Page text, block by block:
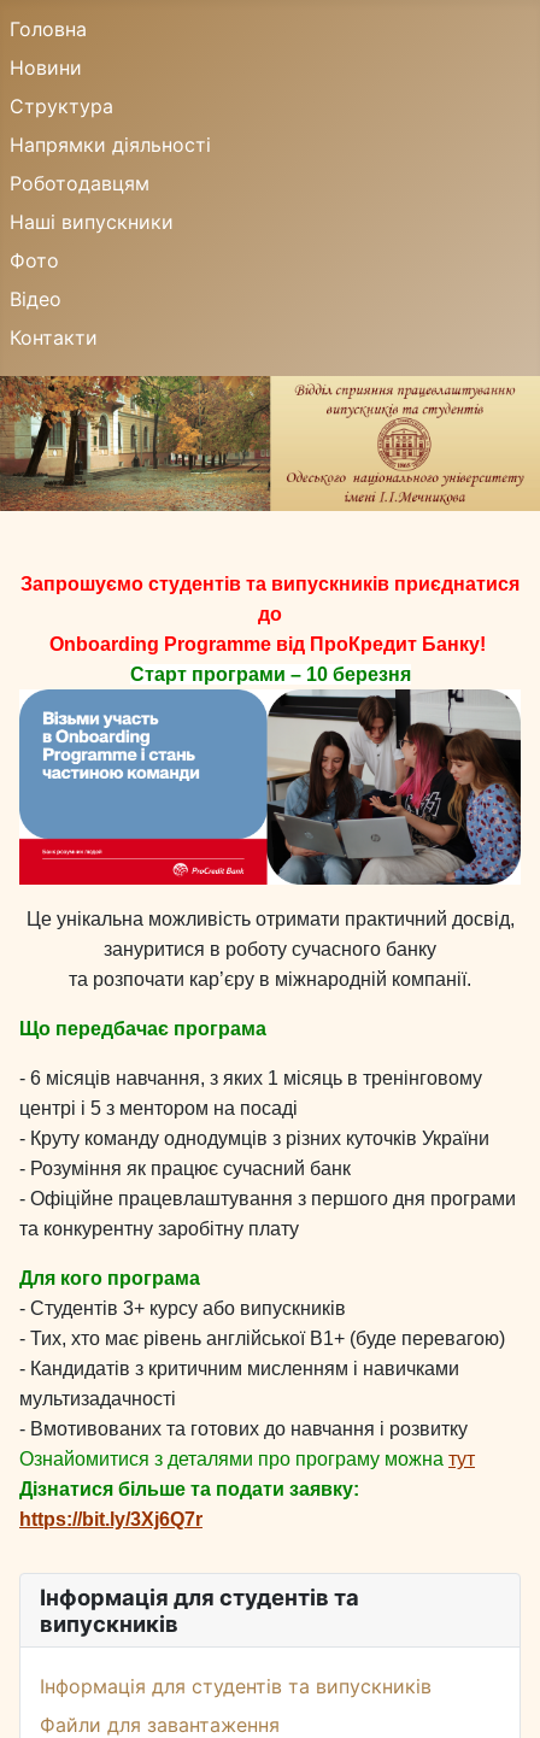
Головна
Новини
Структура
Напрямки діяльності
Роботодавцям
Наші випускники
Фото
Відео
Контакти
Інформація для студентів та
випускників
Інформація для студентів та випускників
Файли для завантаження
Запрошуємо студентів та випускників приєднатися
до
Onboarding Programme від ПроКредит Банку!
Старт програми – 10 березня
Це унікальна можливість отримати практичний досвід,
зануритися в роботу сучасного банку
та розпочати кар’єру в міжнародній компанії.
Що передбачає програма
- 6 місяців навчання, з яких 1 місяць в тренінговому
центрі і 5 з ментором на посаді
- Круту команду однодумців з різних куточків України
- Розуміння як працює сучасний банк
- Офіційне працевлаштування з першого дня програми
та конкурентну заробітну плату
Для кого програма
- Студентів 3+ курсу або випускників
- Тих, хто має рівень англійської B1+ (буде перевагою)
- Кандидатів з критичним мисленням і навичками
мультизадачності
- Вмотивованих та готових до навчання і розвитку
Ознайомитися з деталями про програму можна тут
Дізнатися більше та подати заявку:
https://bit.ly/3Xj6Q7r